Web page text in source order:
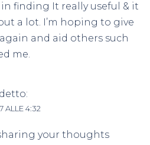
finding It really useful & it
a lot. I’m hoping to give
and aid others such
me.
ALLE 4:32
your thoughts